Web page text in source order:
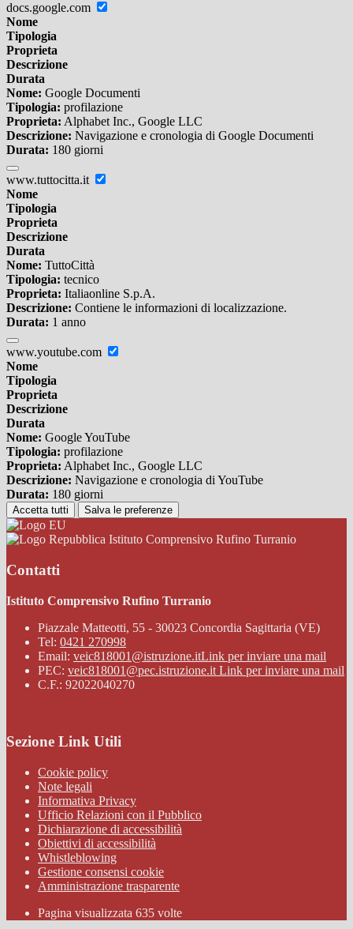
docs.google.com
Nome
Tipologia
Proprieta
Descrizione
Durata
Nome: Google Documenti
Tipologia: profilazione
Proprieta: Alphabet Inc., Google LLC
Descrizione: Navigazione e cronologia di Google Documenti
Durata: 180 giorni
www.tuttocitta.it
Nome
Tipologia
Proprieta
Descrizione
Durata
Nome: TuttoCittà
Tipologia: tecnico
Proprieta: Italiaonline S.p.A.
Descrizione: Contiene le informazioni di localizzazione.
Durata: 1 anno
www.youtube.com
Nome
Tipologia
Proprieta
Descrizione
Durata
Nome: Google YouTube
Tipologia: profilazione
Proprieta: Alphabet Inc., Google LLC
Descrizione: Navigazione e cronologia di YouTube
Durata: 180 giorni
Accetta tutti Salva le preferenze
Istituto Comprensivo Rufino Turranio
Contatti
Istituto Comprensivo Rufino Turranio
Piazzale Matteotti, 55 - 30023 Concordia Sagittaria (VE)
Tel: 0421 270998
Email: veic818001@istruzione.itLink per inviare una mail
PEC: veic818001@pec.istruzione.it Link per inviare una mail
C.F.: 92022040270
Sezione Link Utili
Cookie policy
Note legali
Informativa Privacy
Ufficio Relazioni con il Pubblico
Dichiarazione di accessibilità
Obiettivi di accessibilità
Whistleblowing
Gestione consensi cookie
Amministrazione trasparente
Pagina visualizzata 635 volte